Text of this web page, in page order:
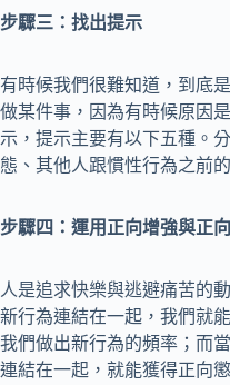
步驟三：找出提示
有時候我們很難知道，到底
做某件事，因為有時候原因
示，提示主要有以下五種。
態、其他人跟慣性行為之前
步驟四：運用正向增強與正
人是追求快樂與逃避痛苦的
新行為連結在一起，我們就
我們做出新行為的頻率；而
連結在一起，就能獲得正向